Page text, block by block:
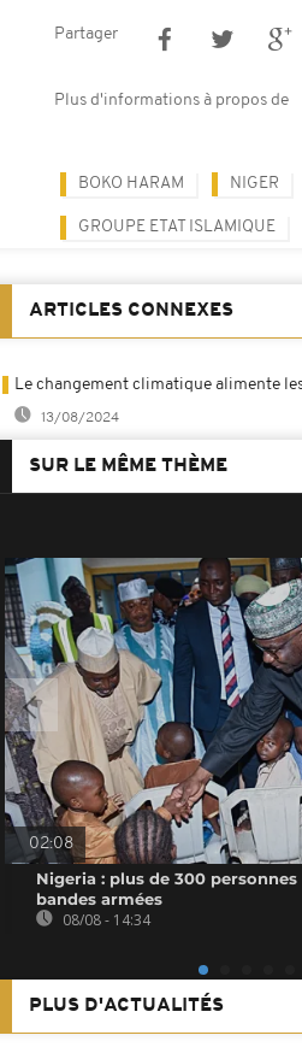
Partager
Plus d'informations à propos de
BOKO HARAM NIGER
GROUPE ETAT ISLAMIQUE
ARTICLES CONNEXES
Le changement climatique alimente
13/08/2024
SUR LE MÊME THÈME
02:08
Nigeria : plus de 300
bandes armées
08/08 - 14:34
PLUS D'ACTUALITÉS